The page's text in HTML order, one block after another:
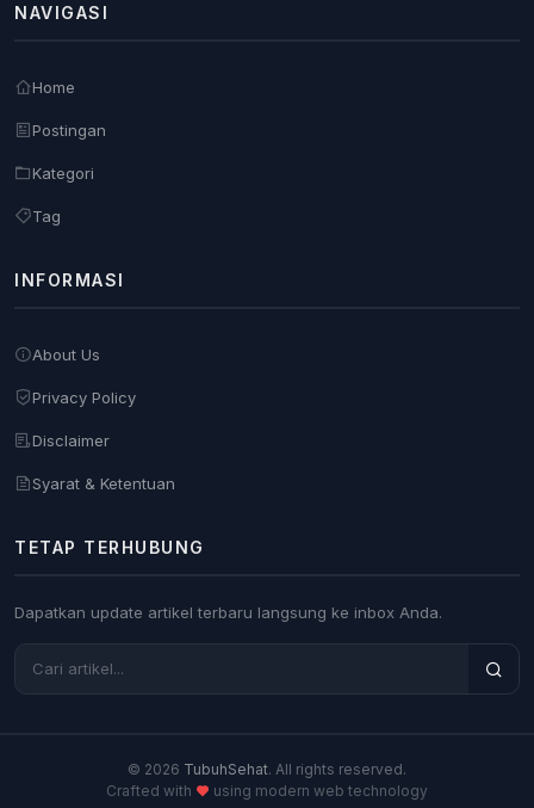
NAVIGASI
Home
Postingan
Kategori
Tag
INFORMASI
About Us
Privacy Policy
Disclaimer
Syarat & Ketentuan
TETAP TERHUBUNG
Dapatkan update artikel terbaru langsung ke inbox Anda.
© 2026 TubuhSehat. All rights reserved.
Crafted with
using modern web technology